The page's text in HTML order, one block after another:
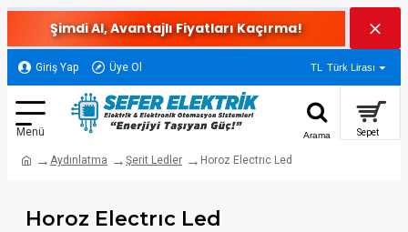
Şimdi Al, Avantajlı Fiyatları Kaçırma!
Giriş Yap Üye Ol TL Türk Lirası
Aydınlatma Şerit Ledler Horoz Electrıc Led
Horoz Electrıc Led